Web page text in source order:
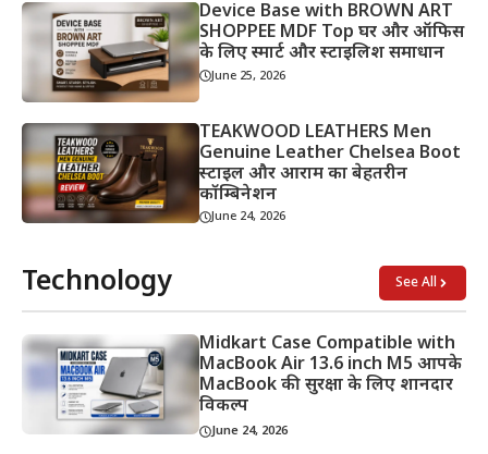
Device Base with BROWN ART
SHOPPEE MDF Top घर और ऑफिस
के लिए स्मार्ट और स्टाइलिश समाधान
June 25, 2026
TEAKWOOD LEATHERS Men
Genuine Leather Chelsea Boot
स्टाइल और आराम का बेहतरीन
कॉम्बिनेशन
June 24, 2026
Technology See All
Midkart Case Compatible with
MacBook Air 13.6 inch M5 आपके
MacBook की सुरक्षा के लिए शानदार
विकल्प
June 24, 2026